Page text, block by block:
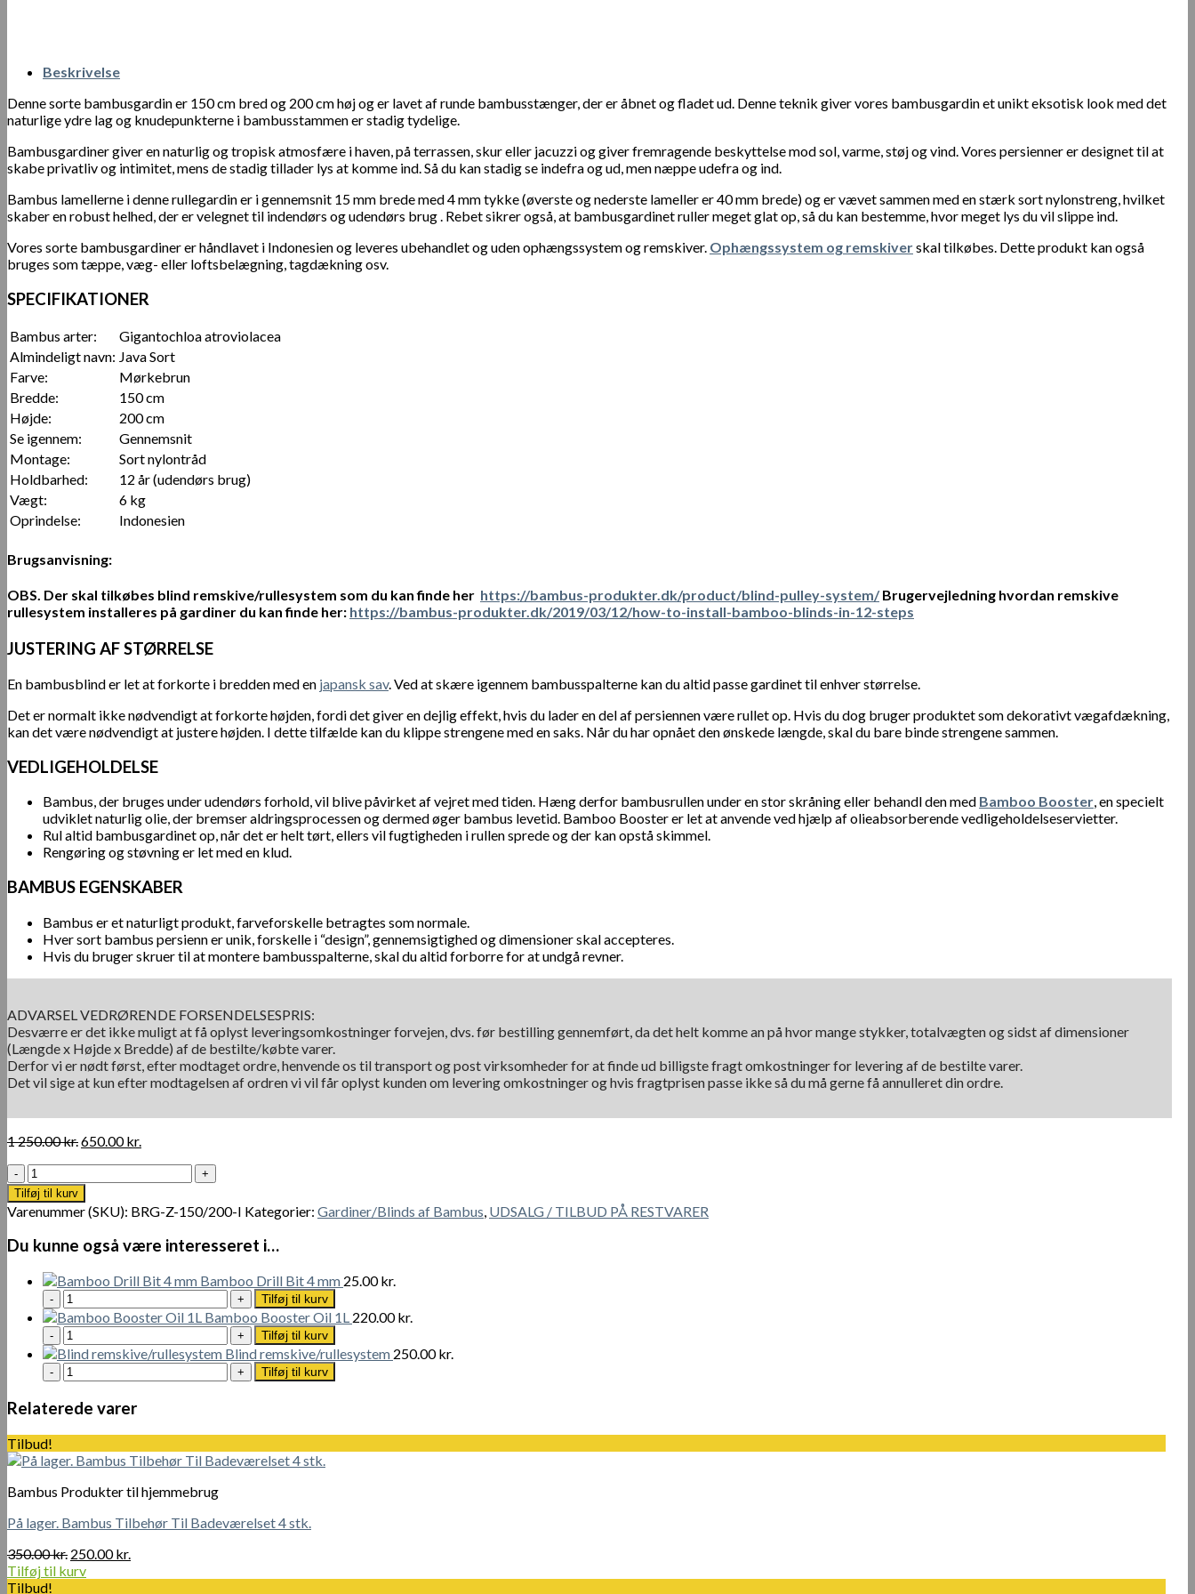
Beskrivelse
Denne sorte bambusgardin er 150 cm bred og 200 cm høj og er lavet af runde bambusstænger, der er åbnet og fladet ud. Denne teknik giver vores bambusgardin et unikt eksotisk look med det
naturlige ydre lag og knudepunkterne i bambusstammen er stadig tydelige.
Bambusgardiner giver en naturlig og tropisk atmosfære i haven, på terrassen, skur eller jacuzzi og giver fremragende beskyttelse mod sol, varme, støj og vind. Vores persienner er designet til at
skabe privatliv og intimitet, mens de stadig tillader lys at komme ind. Så du kan stadig se indefra og ud, men næppe udefra og ind.
Bambus lamellerne i denne rullegardin er i gennemsnit 15 mm brede med 4 mm tykke (øverste og nederste lameller er 40 mm brede) og er vævet sammen med en stærk sort nylonstreng, hvilket
skaber en robust helhed, der er velegnet til indendørs og udendørs brug . Rebet sikrer også, at bambusgardinet ruller meget glat op, så du kan bestemme, hvor meget lys du vil slippe ind.
Vores sorte bambusgardiner er håndlavet i Indonesien og leveres ubehandlet og uden ophængssystem og remskiver. Ophængssystem og remskiverskal tilkøbes. Dette produkt kan også
bruges som tæppe, væg- eller loftsbelægning, tagdækning osv.
SPECIFIKATIONER
Bambus arter:
Gigantochloa atroviolacea
Almindeligt navn: Java Sort
Farve:
Mørkebrun
Bredde:
150 cm
Højde:
200 cm
Se igennem:
Gennemsnit
Montage:
Sort nylontråd
Holdbarhed:
12 år (udendørs brug)
Vægt:
6 kg
Oprindelse:
Indonesien
Brugsanvisning:
OBS. Der skal tilkøbes blind remskive/rullesystem som du kan finde her https://bambus-produkter.dk/product/blind-pulley-system/ Brugervejledning hvordan remskive
rullesystem installeres på gardiner du kan finde her: https://bambus-produkter.dk/2019/03/12/how-to-install-bamboo-blinds-in-12-steps
JUSTERING AF STØRRELSE
En bambusblind er let at forkorte i bredden med en japansk sav. Ved at skære igennem bambusspalterne kan du altid passe gardinet til enhver størrelse.
Det er normalt ikke nødvendigt at forkorte højden, fordi det giver en dejlig effekt, hvis du lader en del af persiennen være rullet op. Hvis du dog bruger produktet som dekorativt vægafdækning,
kan det være nødvendigt at justere højden. I dette tilfælde kan du klippe strengene med en saks. Når du har opnået den ønskede længde, skal du bare binde strengene sammen.
VEDLIGEHOLDELSE
Bambus, der bruges under udendørs forhold, vil blive påvirket af vejret med tiden. Hæng derfor bambusrullen under en stor skråning eller behandl den med Bamboo Booster, en specielt
udviklet naturlig olie, der bremser aldringsprocessen og dermed øger bambus levetid. Bamboo Booster er let at anvende ved hjælp af olieabsorberende vedligeholdelseservietter.
Rul altid bambusgardinet op, når det er helt tørt, ellers vil fugtigheden i rullen sprede og der kan opstå skimmel.
Rengøring og støvning er let med en klud.
BAMBUS EGENSKABER
Bambus er et naturligt produkt, farveforskelle betragtes som normale.
Hver sort bambus persienn er unik, forskelle i “design”, gennemsigtighed og dimensioner skal accepteres.
Hvis du bruger skruer til at montere bambusspalterne, skal du altid forborre for at undgå revner.
ADVARSEL VEDRØRENDE FORSENDELSESPRIS:
Desværre er det ikke muligt at få oplyst leveringsomkostninger forvejen, dvs. før bestilling gennemført, da det helt komme an på hvor mange stykker, totalvægten og sidst af dimensioner
(Længde x Højde x Bredde) af de bestilte/købte varer.
Derfor vi er nødt først, efter modtaget ordre, henvende os til transport og post virksomheder for at finde ud billigste fragt omkostninger for levering af de bestilte varer.
Det vil sige at kun efter modtagelsen af ordren vi vil får oplyst kunden om levering omkostninger og hvis fragtprisen passe ikke så du må gerne få annulleret din ordre.
1 250.00kr.Den
var:
1
250.00 kr..
650.00kr.
650.00 kr..
Mørkt
Bambusgardin
150
x
200
cm
antal
Tilføj til kurv
Varenummer (SKU): BRG-Z-150/200-I Kategorier: Gardiner/Blinds af Bambus UDSALG / TILBUD PÅ RESTVARER
Du kunne også være interesseret i…
Bamboo Drill Bit 4 mm 25.00kr.
Bamboo
Drill
Bit
4
mm
antal
Tilføj til kurv
Bamboo Booster Oil 1L 220.00kr.
Bamboo
Booster
Oil
1L
antal
Tilføj til kurv
Blind remskive/rullesystem 250.00kr.
Blind
remskive/rullesystem
antal
Tilføj til kurv
Relaterede varer
Tilbud!
Bambus Produkter til hjemmebrug
På lager. Bambus Tilbehør Til Badeværelset 4 stk.
350.00kr. Den
oprindelige
250.00kr.
Tilføj til kurv
Tilbud!